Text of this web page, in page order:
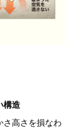
構造
さ高さを損なわ